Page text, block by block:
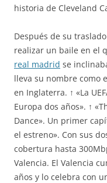
historia de Cleveland
Después de su
realizar un baile en el
real madrid se
lleva su nombre como
en Inglaterra. ↑ «La
Europa dos años». ↑
Dance». Un primer
el estreno». Con sus
cobertura hasta
Valencia. El Valencia
años y lo celebra con